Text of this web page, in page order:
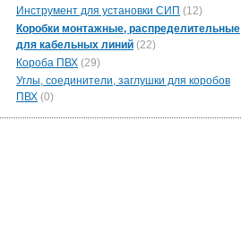
Инструмент для установки СИП (12)
Коробки монтажные, распределительные
для кабельных линий (22)
Короба ПВХ (29)
Углы, соединители, заглушки для коробов
ПВХ (0)